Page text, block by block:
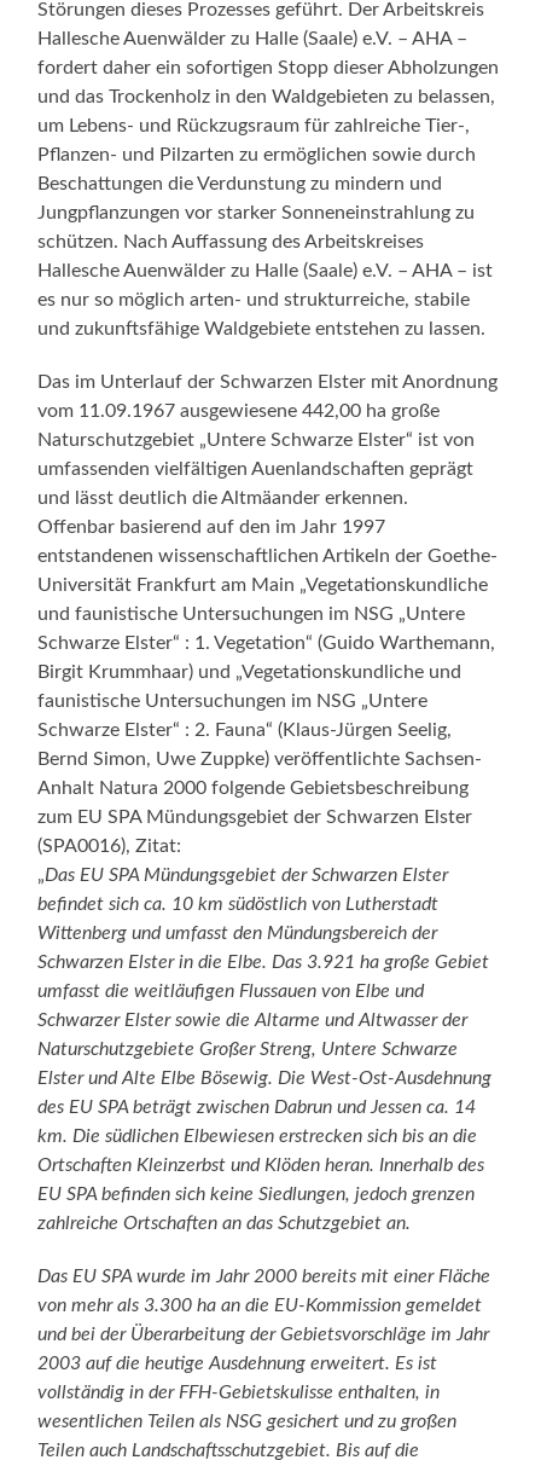
Störungen dieses Prozesses geführt. Der Arbeitskreis
Hallesche Auenwälder zu Halle (Saale) e.V. – AHA –
fordert daher ein sofortigen Stopp dieser Abholzungen
und das Trockenholz in den Waldgebieten zu belassen,
um Lebens- und Rückzugsraum für zahlreiche Tier-,
Pflanzen- und Pilzarten zu ermöglichen sowie durch
Beschattungen die Verdunstung zu mindern und
Jungpflanzungen vor starker Sonneneinstrahlung zu
schützen. Nach Auffassung des Arbeitskreises
Hallesche Auenwälder zu Halle (Saale) e.V. – AHA – ist
es nur so möglich arten- und strukturreiche, stabile
und zukunftsfähige Waldgebiete entstehen zu lassen.
Das im Unterlauf der Schwarzen Elster mit Anordnung
vom 11.09.1967 ausgewiesene 442,00 ha große
Naturschutzgebiet „Untere Schwarze Elster“ ist von
umfassenden vielfältigen Auenlandschaften geprägt
und lässt deutlich die Altmäander erkennen.
Offenbar basierend auf den im Jahr 1997
entstandenen wissenschaftlichen Artikeln der Goethe-
Universität Frankfurt am Main „Vegetationskundliche
und faunistische Untersuchungen im NSG „Untere
Schwarze Elster“ : 1. Vegetation“ (Guido Warthemann,
Birgit Krummhaar) und „Vegetationskundliche und
faunistische Untersuchungen im NSG „Untere
Schwarze Elster“ : 2. Fauna“ (Klaus-Jürgen Seelig,
Bernd Simon, Uwe Zuppke) veröffentlichte Sachsen-
Anhalt Natura 2000 folgende Gebietsbeschreibung
zum EU SPA Mündungsgebiet der Schwarzen Elster
(SPA0016), Zitat:
„Das EU SPA Mündungsgebiet der Schwarzen Elster
befindet sich ca. 10 km südöstlich von Lutherstadt
Wittenberg und umfasst den Mündungsbereich der
Schwarzen Elster in die Elbe. Das 3.921 ha große Gebiet
umfasst die weitläufigen Flussauen von Elbe und
Schwarzer Elster sowie die Altarme und Altwasser der
Naturschutzgebiete Großer Streng, Untere Schwarze
Elster und Alte Elbe Bösewig. Die West-Ost-Ausdehnung
des EU SPA beträgt zwischen Dabrun und Jessen ca. 14
km. Die südlichen Elbewiesen erstrecken sich bis an die
Ortschaften Kleinzerbst und Klöden heran. Innerhalb des
EU SPA befinden sich keine Siedlungen, jedoch grenzen
zahlreiche Ortschaften an das Schutzgebiet an.
Das EU SPA wurde im Jahr 2000 bereits mit einer Fläche
von mehr als 3.300 ha an die EU-Kommission gemeldet
und bei der Überarbeitung der Gebietsvorschläge im Jahr
2003 auf die heutige Ausdehnung erweitert. Es ist
vollständig in der FFH-Gebietskulisse enthalten, in
wesentlichen Teilen als NSG gesichert und zu großen
Teilen auch Landschaftsschutzgebiet. Bis auf die